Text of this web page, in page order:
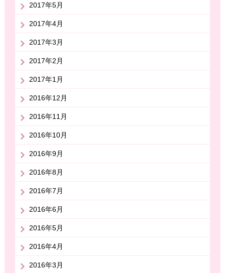
2017年5月
2017年4月
2017年3月
2017年2月
2017年1月
2016年12月
2016年11月
2016年10月
2016年9月
2016年8月
2016年7月
2016年6月
2016年5月
2016年4月
2016年3月